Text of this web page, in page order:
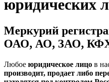
юридических
Меркурий
ОАО, АО, ЗАО,
Любое юридическое лицо в
производит, продает либо